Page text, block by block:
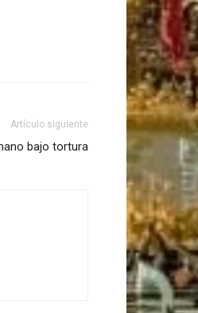
Artículo siguiente
bajo tortura